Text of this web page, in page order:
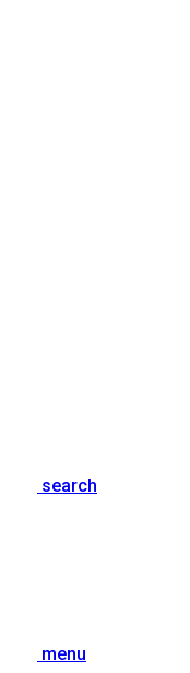
search
menu